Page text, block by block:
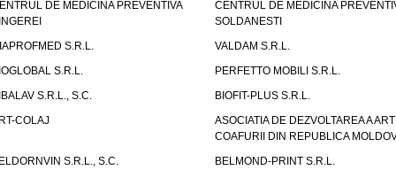
DE MEDICINA PREVENTIVA
CENTRUL DE MEDICINA
SOLDANESTI
S.R.L.
VALDAM S.R.L.
S.R.L.
PERFETTO MOBILI S.R.L.
S.R.L., S.C.
BIOFIT-PLUS S.R.L.
COLAJ
ASOCIATIA DE DEZVOLTAREA A
COAFURII DIN REPUBLICA
S.R.L., S.C.
BELMOND-PRINT S.R.L.